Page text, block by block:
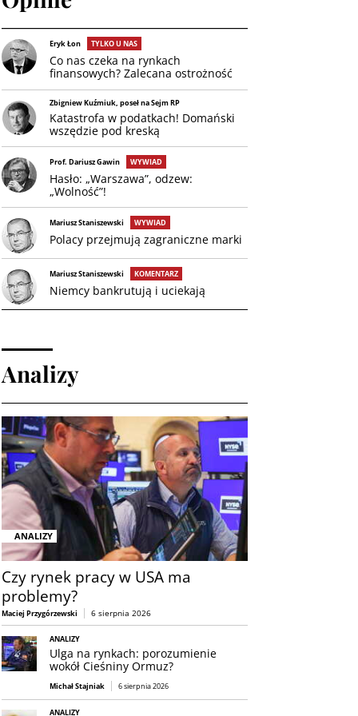
Eryk Łon TYLKO U NAS
Co nas czeka na rynkach
finansowych? Zalecana ostrożność
Zbigniew Kuźmiuk, poseł na Sejm RP
Katastrofa w podatkach! Domański
wszędzie pod kreską
Prof. Dariusz Gawin WYWIAD
Hasło: „Warszawa”, odzew:
„Wolność”!
Mariusz Staniszewski WYWIAD
Polacy przejmują zagraniczne marki
Mariusz Staniszewski KOMENTARZ
Niemcy bankrutują i uciekają
Analizy
ANALIZY
Czy rynek pracy w USA ma
problemy?
Maciej Przygórzewski 6 sierpnia 2026
ANALIZY
Ulga na rynkach: porozumienie
wokół Cieśniny Ormuz?
Michał Stajniak 6 sierpnia 2026
ANALIZY